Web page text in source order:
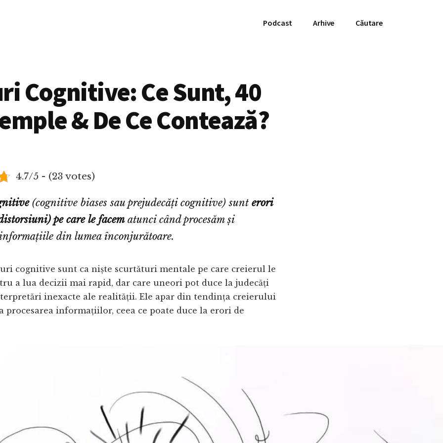
Podcast Arhive Căutare
Cognitive: Ce Sunt, 40
& De Ce Contează?
4.7/5 - (23 votes)
(cognitive biases sau prejudecăți cognitive) sunt erori
pe care le facematunci când procesăm și
din lumea înconjurătoare.
cognitive sunt ca niște scurtături mentale pe care creierul le
a lua decizii mai rapid, dar care uneori pot duce la judecăți
inexacte ale realității. Ele apar din tendința creierului
procesarea informațiilor, ceea ce poate duce la erori de